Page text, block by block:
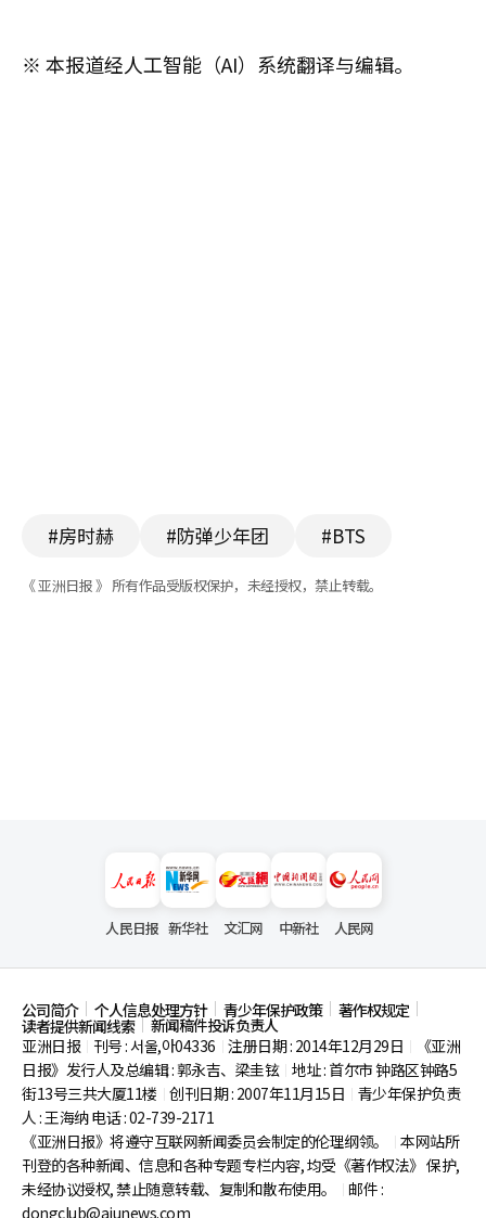
※ 本报道经人工智能（AI）系统翻译与编辑。
#房时赫 #防弹少年团 #BTS
《 亚洲日报 》 所有作品受版权保护，未经授权，禁止转载。
人民日报 新华社 文汇网 中新社 人民网
公司简介 个人信息处理方针 青少年保护政策 著作权规定
读者提供新闻线索
新闻稿件投诉负责人
亚洲日报
刊号 : 서울,아04336 注册日期 : 2014年12月29日
《亚洲
日报》发行人及总编辑 : 郭永吉、梁圭铉 地址 : 首尔市钟路区钟路5
街13号三共大厦11楼 创刊日期 : 2007年11月15日
青少年保护负责
人 : 王海纳 电话 : 02-739-2171
《亚洲日报》将遵守互联网新闻委员会制定的伦理纲领。
本网站所
刊登的各种新闻、信息和各种专题专栏内容, 均受《著作权法》 保护,
未经协议授权, 禁止随意转载、复制和散布使用。
邮件 :
dongclub@ajunews.com